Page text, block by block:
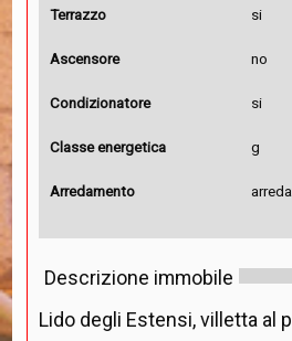
Terrazzo si
Ascensore no
Condizionatore si
Classe energetica g
Arredamento
Descrizione immobile
Lido degli Estensi, villetta al